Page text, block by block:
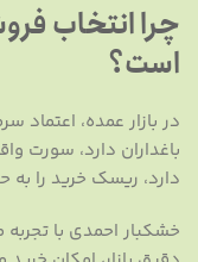
چرا انتخاب
است؟
در بازار عمده، اعتماد
باغداران دارد، سورت
دارد، ریسک خرید را به
خشکبار احمدی با